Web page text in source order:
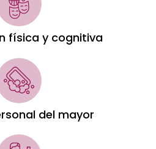
física y cognitiva
del mayor